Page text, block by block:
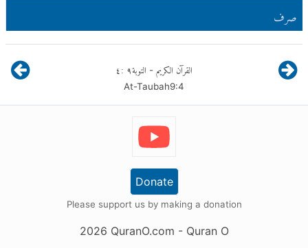
صرف
القرآن الكريم - التوبة٩:٤
At-Taubah9:4
Donate
Please support us by making a donation
2026 QuranO.com - Quran O